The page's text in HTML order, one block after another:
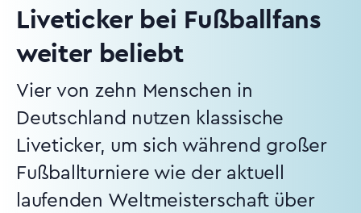
Liveticker bei Fußballfans
weiter beliebt
Vier von zehn Menschen in
Deutschland nutzen klassische
Liveticker, um sich während großer
Fußballturniere wie der aktuell
laufenden Weltmeisterschaft über